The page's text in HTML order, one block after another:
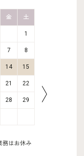
金 土
1
7 8
14 15
21 22
28 29
はお休み